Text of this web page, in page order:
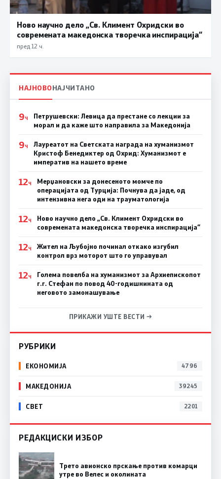
Ново научно дело „Св. Климент Охридски во
современата македонска творечка инспирација“
пред 12 ч.
НАЈНОВОНАЈЧИТАНО
9Ч
Петрушевски: Левица да престане со лекции за
морал и да каже што направила за Македонија
9Ч
Лауреатот на Светската награда на хуманизмот
Кристоф Бенедиктер од Охрид: Хуманизмот е
императив на нашето време
12Ч
Мерџановски за донесеното момче по
операцијата од Турција: Почнува да јаде, од
интензивна нега оди на трауматологија
12Ч
Ново научно дело „Св. Климент Охридски во
современата македонска творечка инспирација“
12Ч
Жител на Љубојно починал откако изгубил
контрол врз моторот што го управувал
12Ч
Голема повелба на хуманизмот за Архиепископот
г.г. Стефан по повод 40-годишнината од
неговото замонашување
ПРИКАЖИ УШТЕ ВЕСТИ →
РУБРИКИ
ЕКОНОМИЈА 4796
МАКЕДОНИЈА 39245
СВЕТ 2201
РЕДАКЦИСКИ ИЗБОР
Трето авионско прскање против комарци
утре во Велес и околината